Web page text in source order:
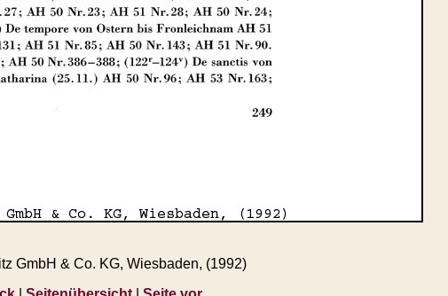
GmbH & Co. KG, Wiesbaden, (1992)